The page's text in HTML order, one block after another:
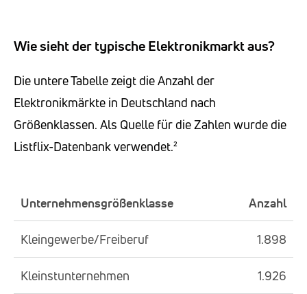
Wie sieht der typische Elektronikmarkt aus?
Die untere Tabelle zeigt die Anzahl der
Elektronikmärkte in Deutschland nach
Größenklassen. Als Quelle für die Zahlen wurde die
Listflix-Datenbank verwendet.²
Unternehmensgrößenklasse Anzahl
Kleingewerbe/Freiberuf 1.898
Kleinstunternehmen 1.926